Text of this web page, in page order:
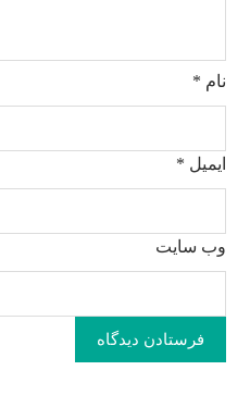
نام *
ایمیل *
وب‌ سایت
فرستادن دیدگاه